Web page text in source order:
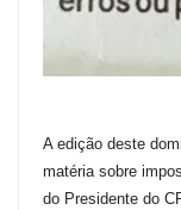
A edição deste
matéria sobre
do Presidente do